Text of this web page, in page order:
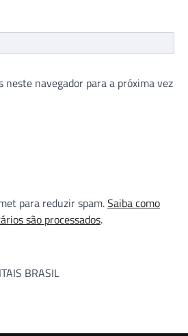
neste navegador para a próxima vez
para reduzir spam.Saiba como
são processados.
BRASIL